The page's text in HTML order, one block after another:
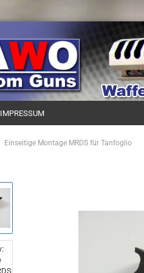
IMPRESSUM
Einseitige Montage MRDS für Tanfoglio